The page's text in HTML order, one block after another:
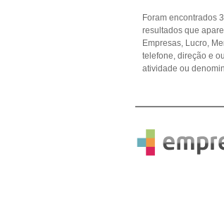
Foram encontrados
resultados que
Empresas, Lucro,
telefone, direção e
atividade ou